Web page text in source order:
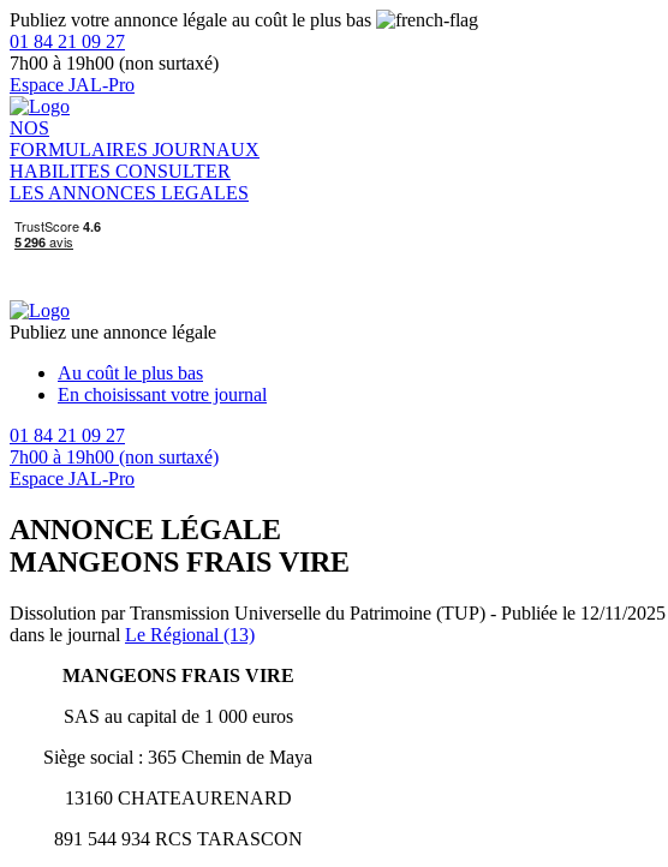
Publiez votre annonce légale au coût le plus bas
01 84 21 09 27
7h00 à 19h00 (non surtaxé)
Espace JAL-Pro
NOS
FORMULAIRES JOURNAUX
HABILITES CONSULTER
LES ANNONCES LEGALES
Publiez une annonce légale
Au coût le plus bas
En choisissant votre journal
01 84 21 09 27
7h00 à 19h00 (non surtaxé)
Espace JAL-Pro
ANNONCE LÉGALE
MANGEONS FRAIS VIRE
Dissolution par Transmission Universelle du Patrimoine (TUP) - Publiée le 12/11/2025
dans le journal Le Régional (13)
MANGEONS FRAIS VIRE
SAS au capital de 1 000 euros
Siège social : 365 Chemin de Maya
13160 CHATEAURENARD
891 544 934 RCS TARASCON